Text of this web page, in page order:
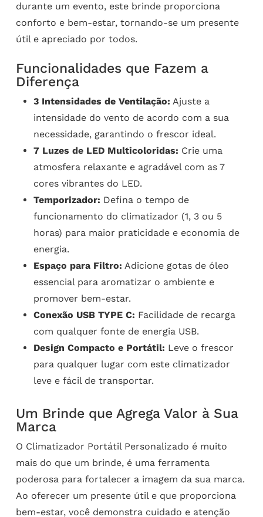
durante um evento, este brinde proporciona
conforto e bem-estar, tornando-se um presente
útil e apreciado por todos.
Funcionalidades que Fazem a
Diferença
3 Intensidades de Ventilação: Ajuste a
intensidade do vento de acordo com a sua
necessidade, garantindo o frescor ideal.
7 Luzes de LED Multicoloridas: Crie uma
atmosfera relaxante e agradável com as 7
cores vibrantes do LED.
Temporizador: Defina o tempo de
funcionamento do climatizador (1, 3 ou 5
horas) para maior praticidade e economia de
energia.
Espaço para Filtro: Adicione gotas de óleo
essencial para aromatizar o ambiente e
promover bem-estar.
Conexão USB TYPE C: Facilidade de recarga
com qualquer fonte de energia USB.
Design Compacto e Portátil: Leve o frescor
para qualquer lugar com este climatizador
leve e fácil de transportar.
Um Brinde que Agrega Valor à Sua
Marca
O Climatizador Portátil Personalizado é muito
mais do que um brinde, é uma ferramenta
poderosa para fortalecer a imagem da sua marca.
Ao oferecer um presente útil e que proporciona
bem-estar, você demonstra cuidado e atenção